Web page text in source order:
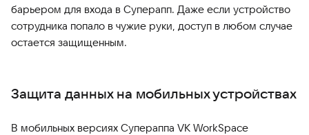
барьером для входа в Суперапп. Даже если устройство
сотрудника попало в чужие руки, доступ в любом случае
остается защищенным.
Защита данных на мобильных устройствах
В мобильных версиях Супераппа VK WorkSpace